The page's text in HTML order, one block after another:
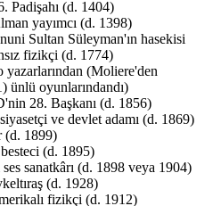
Padişahı (d. 1404)
yayımcı (d. 1398)
Sultan Süleyman'ın hasekisi
fizikçi (d. 1774)
(Moliere'den
ünlü oyunlarındandı)
28. Başkanı (d. 1856)
ve devlet adamı (d. 1869)
(d. 1899)
(d. 1895)
sanatkârı (d. 1898 veya 1904)
(d. 1928)
fizikçi (d. 1912)